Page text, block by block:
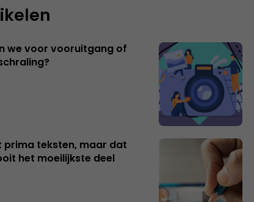
we voor vooruitgang of
prima teksten, maar dat
het moeilijkste deel